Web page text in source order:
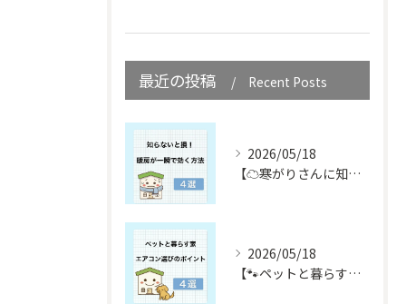
最近の投稿 Recent Posts
2026/05/18
【☁️寒がりさんに知ってほしい☁️】
2026/05/18
【🐾ペットと暮らす皆さん必見🐾】